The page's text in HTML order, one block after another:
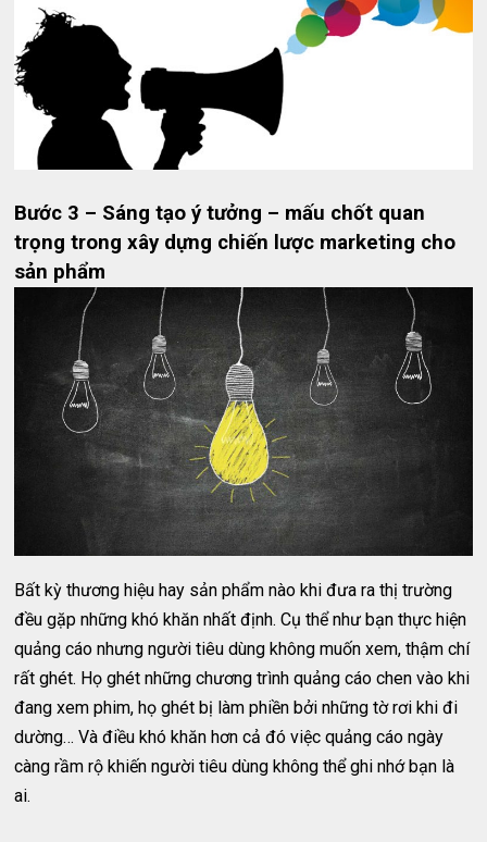
Bước 3 – Sáng tạo ý tưởng – mấu chốt quan
trọng trong xây dựng chiến lược marketing cho
sản phẩm
Bất kỳ thương hiệu hay sản phẩm nào khi đưa ra thị trường
đều gặp những khó khăn nhất định. Cụ thể như bạn thực hiện
quảng cáo nhưng người tiêu dùng không muốn xem, thậm chí
rất ghét. Họ ghét những chương trình quảng cáo chen vào khi
đang xem phim, họ ghét bị làm phiền bởi những tờ rơi khi đi
dường… Và điều khó khăn hơn cả đó việc quảng cáo ngày
càng rầm rộ khiến người tiêu dùng không thể ghi nhớ bạn là
ai.